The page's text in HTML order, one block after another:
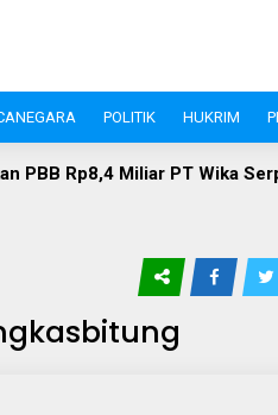
POLITIK HUKRIM
Rp8,4 Miliar PT Wika